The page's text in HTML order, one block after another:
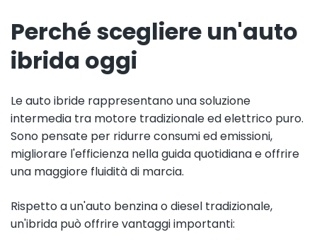
Perché scegliere un'auto
ibrida oggi
Le auto ibride rappresentano una soluzione
intermedia tra motore tradizionale ed elettrico puro.
Sono pensate per ridurre consumi ed emissioni,
migliorare l'efficienza nella guida quotidiana e offrire
una maggiore fluidità di marcia.
Rispetto a un'auto benzina o diesel tradizionale,
un'ibrida può offrire vantaggi importanti: